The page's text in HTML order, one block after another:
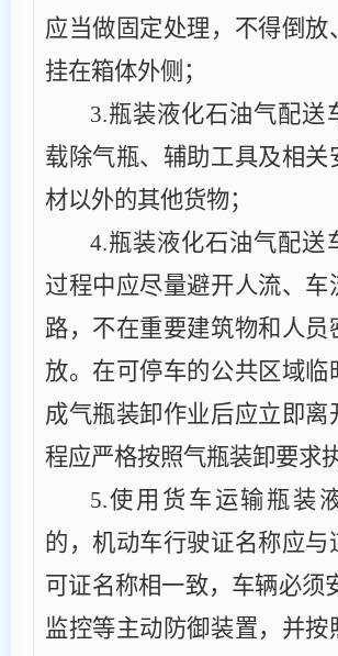
应当做固定处理，不得倒放
挂在箱体外侧 ；
3.瓶装液化石油气配送
载除气瓶、辅助工具及相关
材以外的其他货物；
4.瓶装液化石油气配送
过程中应尽量避开人流、车
路，不在重要建筑物和人员
放。在可停车的公共区域临
成气瓶装卸作业后应立即离
程应严格按照气瓶装卸要求
5.使用货车运输瓶装
的，机动车行驶证名称应与
可证名称相一致，车辆必须
监控等主动防御装置，并按